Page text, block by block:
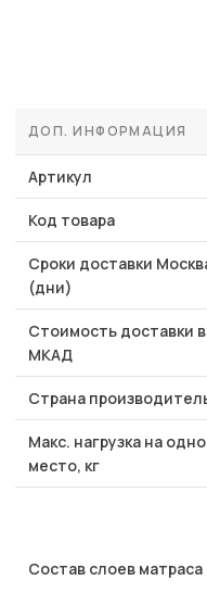
ДОП. ИНФОРМАЦИЯ
Артикул
Код товара
Сроки доставки
(дни)
Стоимость доставки
МКАД
Страна
Макс. нагрузка на
место, кг
Состав слоев матраса